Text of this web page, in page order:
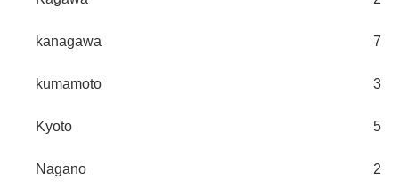
kanagawa 7
kumamoto 3
Kyoto 5
Nagano 2